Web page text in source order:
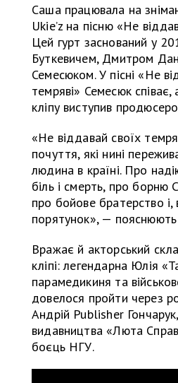
Саша працювала на
Ukie’z на пісню «Не
Цей гурт заснований у
Буткевичем, Дмитром
Семесюком. У пісні «Не
темряві» Семесюк співає,
кліпу виступив
«Не віддавай своїх
почуття, які нині
людина в країні. Про
біль і смерть, про борню
про бойове братерство
порятунок», — пояснюють
Вражає й акторський
кліпі: легендарна Юлія
парамедикиня та
довелося пройти через
Андрій Publisher
видавництва «Люта
боєць НГУ.